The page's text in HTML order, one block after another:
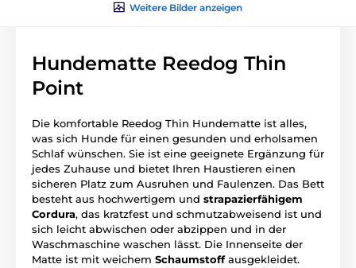
Weitere Bilder anzeigen
Hundematte Reedog Thin
Point
Die komfortable Reedog Thin Hundematte ist alles,
was sich Hunde für einen gesunden und erholsamen
Schlaf wünschen. Sie ist eine geeignete Ergänzung für
jedes Zuhause und bietet Ihren Haustieren einen
sicheren Platz zum Ausruhen und Faulenzen. Das Bett
besteht aus hochwertigem und strapazierfähigem
Cordura, das kratzfest und schmutzabweisend ist und
sich leicht abwischen oder abzippen und in der
Waschmaschine waschen lässt. Die Innenseite der
Matte ist mit weichem Schaumstoffausgekleidet.